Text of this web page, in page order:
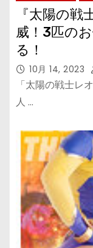
『太陽の
威！3匹の
る！
10月 14, 2023
「太陽の戦士レ
人 …